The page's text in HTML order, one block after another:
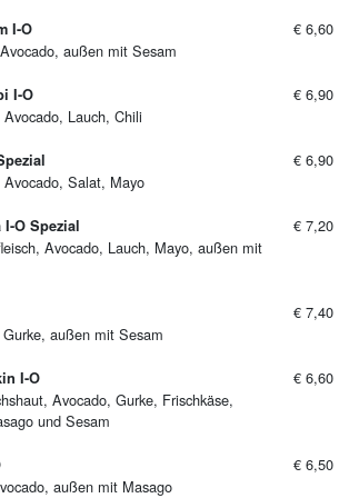
I-O
außen mit Sesam
€ 6,60
I-O
Lauch, Chili
€ 6,90
Salat, Mayo
€ 6,90
O Spezial
Avocado, Lauch, Mayo, außen mit
€ 7,20
außen mit Sesam
€ 7,40
I-O
Avocado, Gurke, Frischkäse,
und Sesam
€ 6,60
außen mit Masago
€ 6,50